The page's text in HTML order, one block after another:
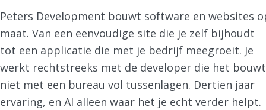
Peters Development bouwt software en websites
maat. Van een eenvoudige site die je zelf bijhoudt
tot een applicatie die met je bedrijf meegroeit. Je
werkt rechtstreeks met de developer die het
niet met een bureau vol tussenlagen. Dertien jaar
ervaring, en AI alleen waar het je echt verder helpt.